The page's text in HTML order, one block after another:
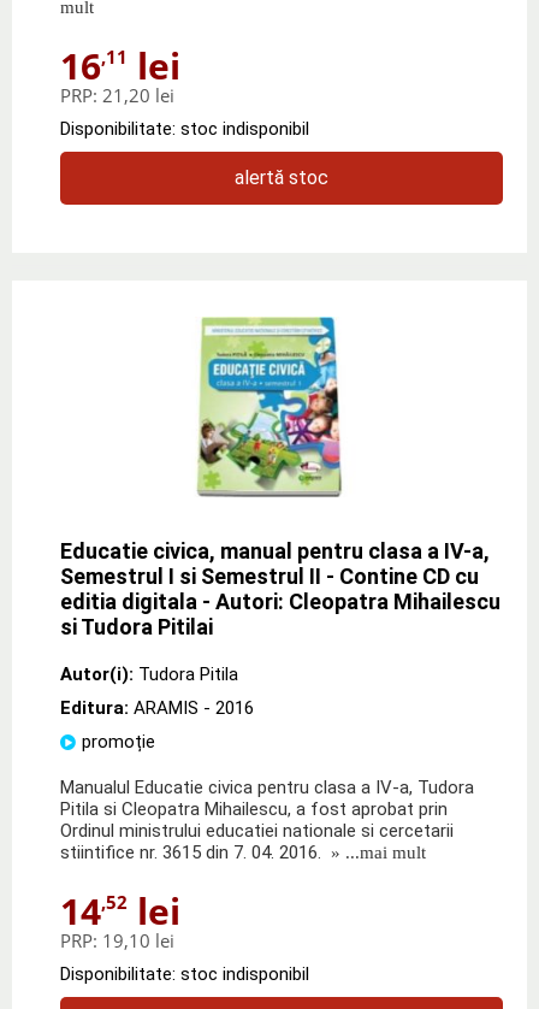
mult
16,11 lei
PRP: 21,20 lei
Disponibilitate: stoc indisponibil
alertă stoc
Educatie civica, manual pentru clasa a IV-a,
Semestrul I si Semestrul II - Contine CD cu
editia digitala - Autori: Cleopatra Mihailescu
si Tudora Pitilai
Autor(i): Tudora Pitila
Editura: ARAMIS - 2016
promoție
Manualul Educatie civica pentru clasa a IV-a, Tudora
Pitila si Cleopatra Mihailescu, a fost aprobat prin
Ordinul ministrului educatiei nationale si cercetarii
stiintifice nr. 3615 din 7. 04. 2016.
» ...mai mult
14,52 lei
PRP: 19,10 lei
Disponibilitate: stoc indisponibil